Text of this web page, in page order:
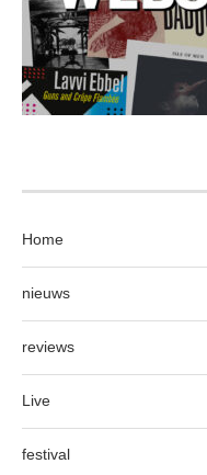
Home
nieuws
reviews
Live
festival